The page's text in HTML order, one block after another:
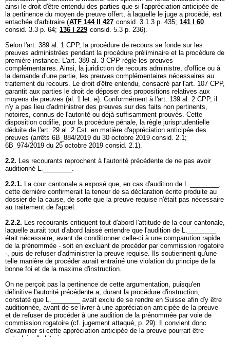
ainsi le droit d'être entendu des parties que si l'appréciation anticipée de
la pertinence du moyen de preuve offert, à laquelle le juge a procédé, est
entachée d'arbitraire (ATF 144 II 427 consid. 3.1.3 p. 435; 141 I 60
consid. 3.3 p. 64; 136 I 229 consid. 5.3 p. 236).
Selon l'art. 389 al. 1 CPP, la procédure de recours se fonde sur les
preuves administrées pendant la procédure préliminaire et la procédure de
première instance. L'art. 389 al. 3 CPP règle les preuves
complémentaires. Ainsi, la juridiction de recours administre, d'office ou à
la demande d'une partie, les preuves complémentaires nécessaires au
traitement du recours. Le droit d'être entendu, consacré par l'art. 107 CPP,
garantit aux parties le droit de déposer des propositions relatives aux
moyens de preuves (al. 1 let. e). Conformément à l'art. 139 al. 2 CPP, il
n'y a pas lieu d'administrer des preuves sur des faits non pertinents,
notoires, connus de l'autorité ou déjà suffisamment prouvés. Cette
disposition codifie, pour la procédure pénale, la règle jurisprudentielle
déduite de l'art. 29 al. 2 Cst. en matière d'appréciation anticipée des
preuves (arrêts 6B_884/2019 du 30 octobre 2019 consid. 2.1;
6B_974/2019 du 25 octobre 2019 consid. 2.1).
2.2. Les recourants reprochent à l'autorité précédente de ne pas avoir
auditionné L.________.
2.2.1. La cour cantonale a exposé que, en cas d'audition de L.________,
cette dernière confirmerait la teneur de sa déclaration écrite produite au
dossier de la cause, de sorte que la preuve requise n'était pas nécessaire
au traitement de l'appel.
2.2.2. Les recourants critiquent tout d'abord l'attitude de la cour cantonale,
laquelle aurait tout d'abord laissé entendre que l'audition de L.________
était nécessaire, avant de conditionner celle-ci à une comparution rapide
de la prénommée - soit en excluant de procéder par commission rogatoire
-, puis de refuser d'administrer la preuve requise. Ils soutiennent qu'une
telle manière de procéder aurait entraîné une violation du principe de la
bonne foi et de la maxime d'instruction.
On ne perçoit pas la pertinence de cette argumentation, puisqu'en
définitive l'autorité précédente a, durant la procédure d'instruction,
constaté que L.________ avait exclu de se rendre en Suisse afin d'y être
auditionnée, avant de se livrer à une appréciation anticipée de la preuve
et de refuser de procéder à une audition de la prénommée par voie de
commission rogatoire (cf. jugement attaqué, p. 29). Il convient donc
d'examiner si cette appréciation anticipée de la preuve pourrait être